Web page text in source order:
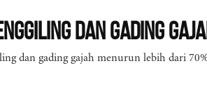
dan Gading
dan gading gajah menurun lebih dari